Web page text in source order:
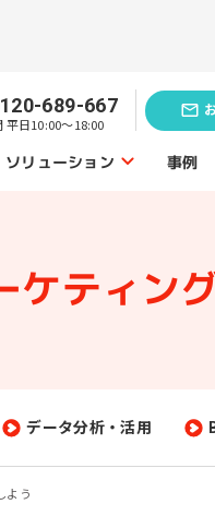
689-667
平日10:00～18:00
ソリューション
業務効率化のソリュー
広告運用代行
Webサイト制作
事例
ケティン
データ分析・活用
よう